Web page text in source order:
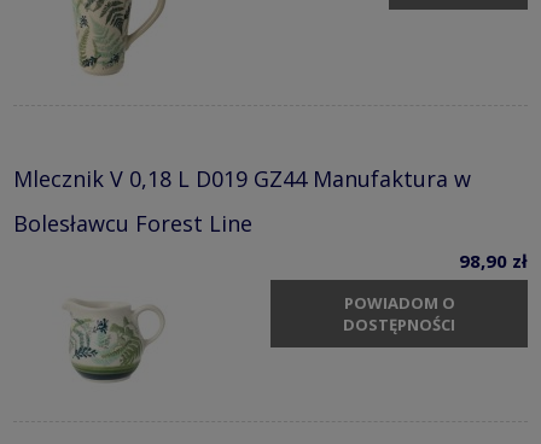
Mlecznik V 0,18 L D019 GZ44 Manufaktura w
Bolesławcu Forest Line
98,90 zł
POWIADOM O
DOSTĘPNOŚCI